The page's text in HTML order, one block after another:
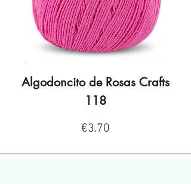
Algodoncito de Rosas Crafts
118
Price
€3.70